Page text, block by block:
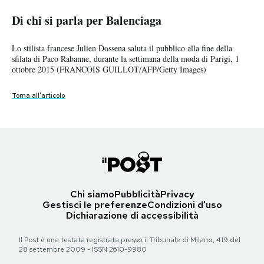
PODCAST
NEWSLETTER
I MIEI PREFERITI
AREA PERSONALE
Area Personale
Di chi si parla per Balenciaga
Lo stilista francese Julien Dossena saluta il pubblico alla fine della
sfilata di Paco Rabanne, durante la settimana della moda di Parigi, 1
ottobre 2015 (FRANCOIS GUILLOT/AFP/Getty Images)
Torna all'articolo
Di chi si parla per Balenciaga
La stilista giapponese Chitose Abe, per Sacai, 3 marzo a Parigi
(MIGUEL MEDINA/AFP/Getty Images)
Di chi si parla per Balenciaga
La stilista francese Bouchra Jarrar, 5 luglio 2010, a Parigi
(AP Photo/Thibault Camus)
Chi siamoPubblicitàPrivacy
Gestisci le preferenzeCondizioni d'uso
Dichiarazione di accessibilità
Il Post è una testata registrata presso il Tribunale di Milano, 419 del
28 settembre 2009 - ISSN 2610-9980